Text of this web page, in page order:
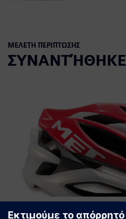
ΜΕΛΈΤΗ ΠΕΡΊΠΤΩΣΗΣ
ΣΥΝΑΝΤΉΘΗΚΕ
CASE STUDY